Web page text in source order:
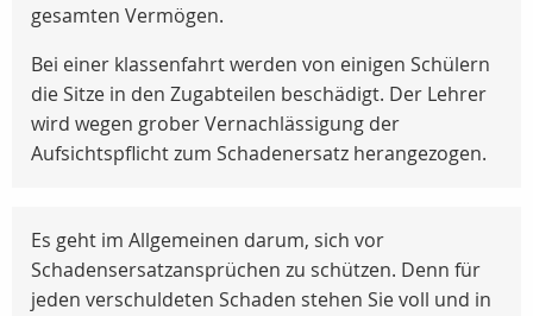
gesamten Vermögen.
Bei einer klassenfahrt werden von einigen Schülern
die Sitze in den Zugabteilen beschädigt. Der Lehrer
wird wegen grober Vernachlässigung der
Aufsichtspflicht zum Schadenersatz herangezogen.
Es geht im Allgemeinen darum, sich vor
Schadensersatzansprüchen zu schützen. Denn für
jeden verschuldeten Schaden stehen Sie voll und in